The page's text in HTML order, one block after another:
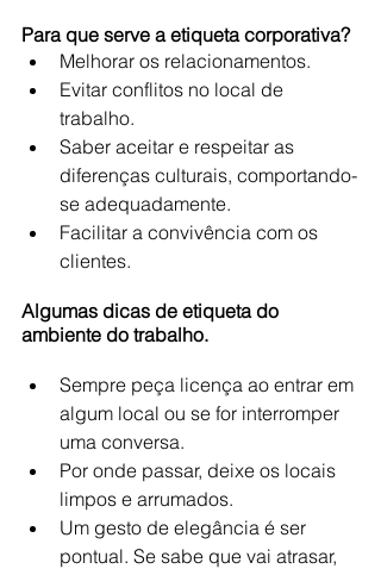
Para que serve a etiqueta corporativa?
Melhorar os relacionamentos.
Evitar conflitos no local de
trabalho.
Saber aceitar e respeitar as
diferenças culturais, comportando-
se adequadamente.
Facilitar a convivência com os
clientes.
Algumas dicas de etiqueta do
ambiente do trabalho.
Sempre peça licença ao entrar em
algum local ou se for interromper
uma conversa.
Por onde passar, deixe os locais
limpos e arrumados.
Um gesto de elegância é ser
pontual. Se sabe que vai atrasar,